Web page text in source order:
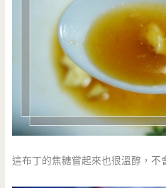
這布丁的焦糖嘗起來也很溫醇，不